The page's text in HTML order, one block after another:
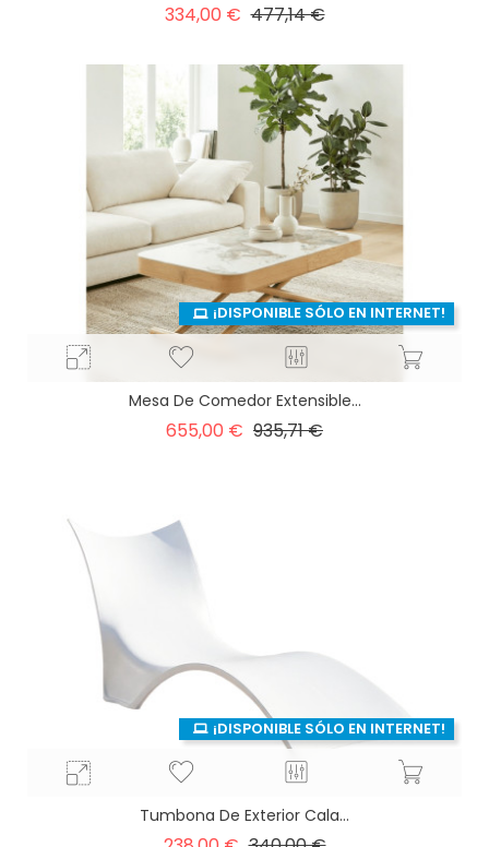
334,00 € Precio
477,14 €Precio
¡DISPONIBLE SÓLO EN INTERNET!
Mesa De Comedor Extensible...
655,00 € Precio
935,71 €Precio
¡DISPONIBLE SÓLO EN INTERNET!
Tumbona De Exterior Cala...